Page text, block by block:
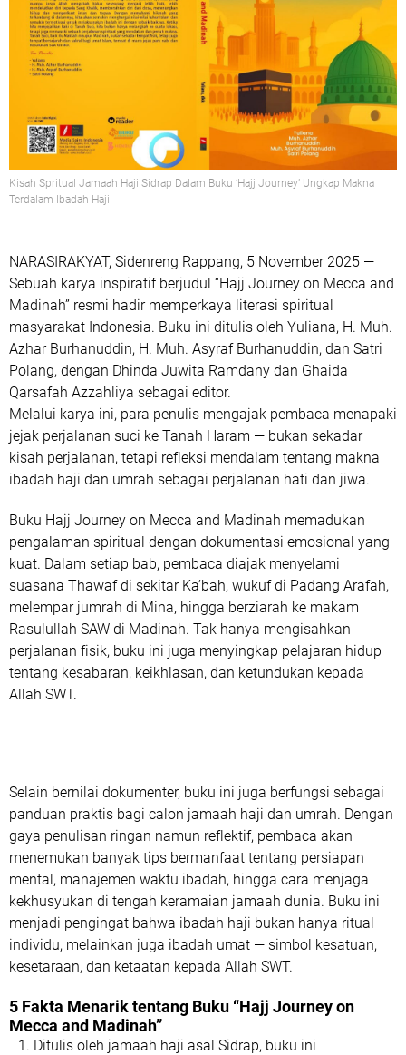
Kisah Spritual Jamaah Haji Sidrap Dalam Buku ‘Hajj Journey’ Ungkap Makna
Terdalam Ibadah Haji
NARASIRAKYAT, Sidenreng Rappang, 5 November 2025 —
Sebuah karya inspiratif berjudul “Hajj Journey on Mecca and
Madinah” resmi hadir memperkaya literasi spiritual
masyarakat Indonesia. Buku ini ditulis oleh Yuliana, H. Muh.
Azhar Burhanuddin, H. Muh. Asyraf Burhanuddin, dan Satri
Polang, dengan Dhinda Juwita Ramdany dan Ghaida
Qarsafah Azzahliya sebagai editor.
Melalui karya ini, para penulis mengajak pembaca menapaki
jejak perjalanan suci ke Tanah Haram — bukan sekadar
kisah perjalanan, tetapi refleksi mendalam tentang makna
ibadah haji dan umrah sebagai perjalanan hati dan jiwa.
Buku Hajj Journey on Mecca and Madinah memadukan
pengalaman spiritual dengan dokumentasi emosional yang
kuat. Dalam setiap bab, pembaca diajak menyelami
suasana Thawaf di sekitar Ka’bah, wukuf di Padang Arafah,
melempar jumrah di Mina, hingga berziarah ke makam
Rasulullah SAW di Madinah. Tak hanya mengisahkan
perjalanan fisik, buku ini juga menyingkap pelajaran hidup
tentang kesabaran, keikhlasan, dan ketundukan kepada
Allah SWT.
Selain bernilai dokumenter, buku ini juga berfungsi sebagai
panduan praktis bagi calon jamaah haji dan umrah. Dengan
gaya penulisan ringan namun reflektif, pembaca akan
menemukan banyak tips bermanfaat tentang persiapan
mental, manajemen waktu ibadah, hingga cara menjaga
kekhusyukan di tengah keramaian jamaah dunia. Buku ini
menjadi pengingat bahwa ibadah haji bukan hanya ritual
individu, melainkan juga ibadah umat — simbol kesatuan,
kesetaraan, dan ketaatan kepada Allah SWT.
5 Fakta Menarik tentang Buku “Hajj Journey on
Mecca and Madinah”
Ditulis oleh jamaah haji asal Sidrap, buku ini